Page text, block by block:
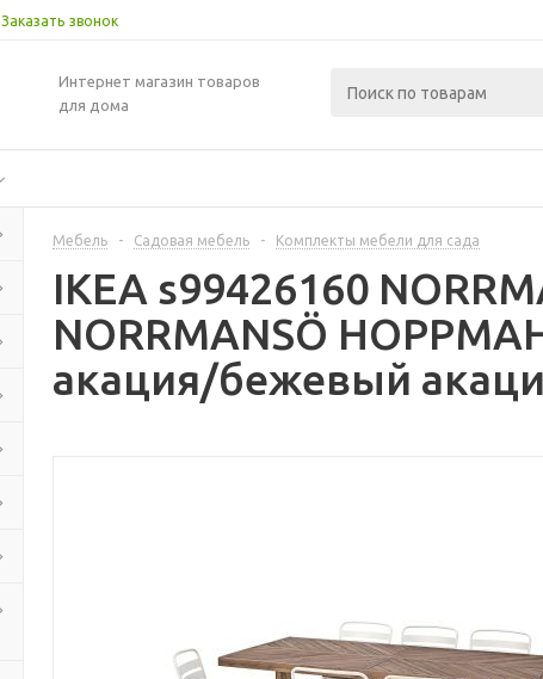
Заказать звонок
Интернет магазин товаров
для дома
Мебель - Садовая мебель - Комплекты мебели для сада
IKEA s99426160
NORRMANSÖ
акация/бежевый